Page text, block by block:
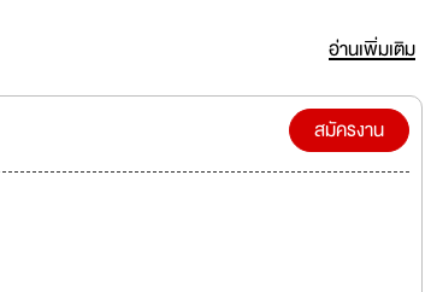
ลูกค้านึกถึง ไว้ใจ แนะนำ และบอกต่อมากที่สุด รางวัลที่
(Winner) โดย Digital CX Awards by The
โดย Digital CX Awards by The Digital Banker
ชื่อที่มีทะเบียนรถเป็นประกัน 3 ปีซ้อน โดยนิตยสาร
อ่านเพิ่มเติม
สมัครงาน